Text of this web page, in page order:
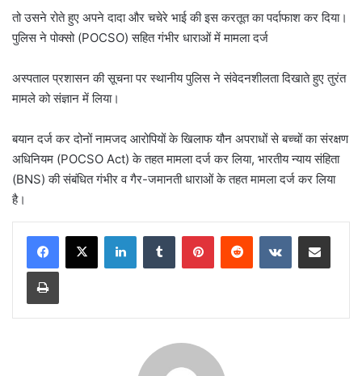
तो उसने रोते हुए अपने दादा और चचेरे भाई की इस करतूत का पर्दाफाश कर दिया।
पुलिस ने पोक्सो (POCSO) सहित गंभीर धाराओं में मामला दर्ज
अस्पताल प्रशासन की सूचना पर स्थानीय पुलिस ने संवेदनशीलता दिखाते हुए तुरंत
मामले को संज्ञान में लिया।
बयान दर्ज कर दोनों नामजद आरोपियों के खिलाफ यौन अपराधों से बच्चों का संरक्षण
अधिनियम (POCSO Act) के तहत मामला दर्ज कर लिया, भारतीय न्याय संहिता
(BNS) की संबंधित गंभीर व गैर-जमानती धाराओं के तहत मामला दर्ज कर लिया
है।